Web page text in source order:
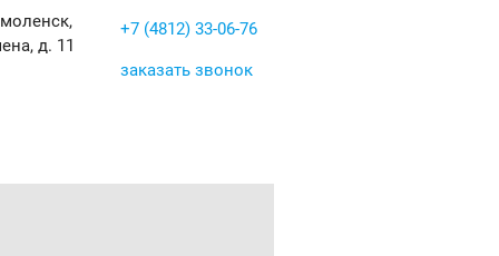
д. 11
+7 (4812) 33-06-76
заказать звонок